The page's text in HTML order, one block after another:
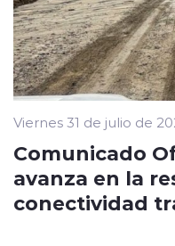
Viernes 31 de julio de
Comunicado
avanza en la
conectividad